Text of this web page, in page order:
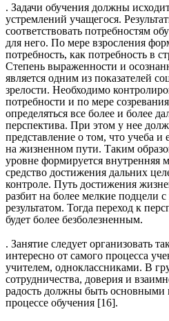
. Задачи обучения должны
устремлений учащегося.
соответствовать потребностям
для него. По мере взросления
потребность, как потребность в
Степень выраженности и
является одним из показателей
зрелости. Необходимо
потребности и по мере
определяться все более и более
перспектива. При этом у нее
представление о том, что учеба
на жизненном пути. Таким
уровне формируется внутренняя
средство достижения дальних
контроле. Путь достижения
разбит на более мелкие подцели
результатом. Тогда переход к
будет более безболезненным.
. Занятие следует организовать
интересно от самого процесса
учителем, одноклассниками. В
сотрудничества, доверия и
радость должны быть основными
процессе обучения [16].